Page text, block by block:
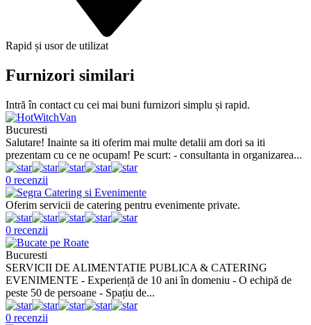
Rapid și usor de utilizat
Furnizori similari
Intră în contact cu cei mai buni furnizori simplu și rapid.
Bucuresti
Salutare! Inainte sa iti oferim mai multe detalii am dori sa iti
prezentam cu ce ne ocupam! Pe scurt: - consultanta in organizarea...
0 recenzii
Oferim servicii de catering pentru evenimente private.
0 recenzii
Bucuresti
SERVICII DE ALIMENTATIE PUBLICA & CATERING
EVENIMENTE - Experiență de 10 ani în domeniu - O echipă de
peste 50 de persoane - Spațiu de...
0 recenzii